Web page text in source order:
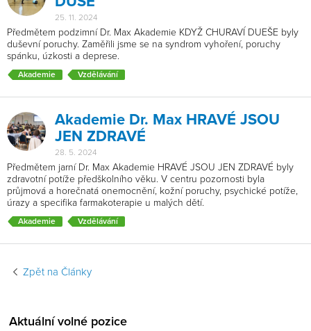
Pomocí tlačítka „Podrobné nastavení“ můžete zvolit, pro
jaké účely ukládání a využívání cookies poskytnete Váš
souhlas.
Váš souhlas s nastavením ukládání cookies
uchováváme po dobu jednoho roku. Toto nastavení
můžete kdykoliv upravit ZDE
Bližší informace o ukládání a využívání cookies touto
webovou stránkou, o době vypršení jednotlivých cookies
a o Vašich právech v souvislosti se zpracováním
cookies naleznete v
prohlášení o cookies
Obecných zásadách zpracování osobních údajů
25. 11. 2024
Předmětem podzimní Dr. Max Akademie KDYŽ CHURAVÍ DUEŠE byly
duševní poruchy. Zaměřili jsme se na syndrom vyhoření, poruchy
spánku, úzkosti a deprese.
Akademie Vzdělávání
Akademie Dr. Max HRAVÉ JSOU
JEN ZDRAVÉ
28. 5. 2024
Předmětem jarní Dr. Max Akademie HRAVÉ JSOU JEN ZDRAVÉ byly
zdravotní potíže předškolního věku. V centru pozornosti byla
průjmová a horečnatá onemocnění, kožní poruchy, psychické potíže,
úrazy a specifika farmakoterapie u malých dětí.
Akademie Vzdělávání
Zpět na Články
Aktuální volné pozice